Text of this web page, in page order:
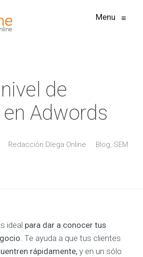
Menu ≡
de
Adwords
Redacción Dlega Online Blog, SEM
ideal para dar a conocer tus
. Te ayuda a que tus clientes
rápidamente,y en un sólo